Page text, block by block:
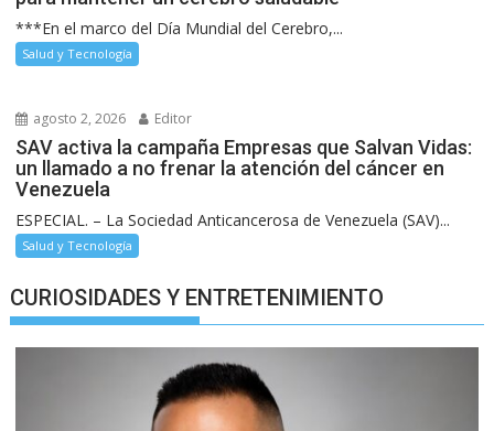
***En el marco del Día Mundial del Cerebro,...
Salud y Tecnología
agosto 2, 2026 Editor
SAV activa la campaña Empresas que Salvan Vidas:
un llamado a no frenar la atención del cáncer en
Venezuela
ESPECIAL. – La Sociedad Anticancerosa de Venezuela (SAV)...
Salud y Tecnología
CURIOSIDADES Y ENTRETENIMIENTO